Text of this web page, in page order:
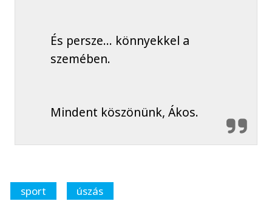
És persze… könnyekkel a
szemében.
Mindent köszönünk, Ákos.
sport
úszás